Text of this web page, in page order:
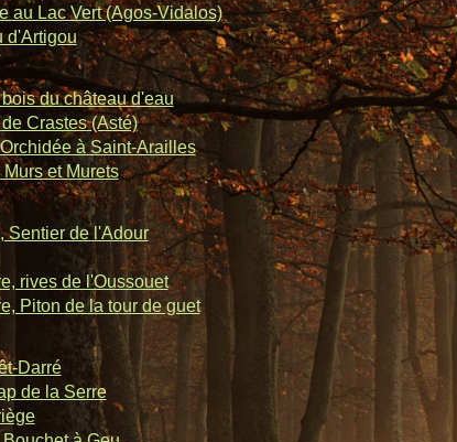
au Lac Vert (Agos-Vidalos)
d'Artigou
du château d'eau
Crastes (Asté)
à Saint-Arailles
et Murets
Sentier de l'Adour
rives de l'Oussouet
Piton de la tour de guet
Darré
de la Serre